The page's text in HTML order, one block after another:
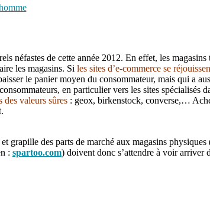
néfastes de cette année 2012. En effet, les
les magasins. Si les sites d’e-commerce se
le panier moyen du consommateur, mais qui a
en particulier vers les sites spécialisés
des valeurs sûres : geox, birkenstock, converse,…
grapille des parts de marché aux magasins
: spartoo.com) doivent donc s’attendre à voir arriver